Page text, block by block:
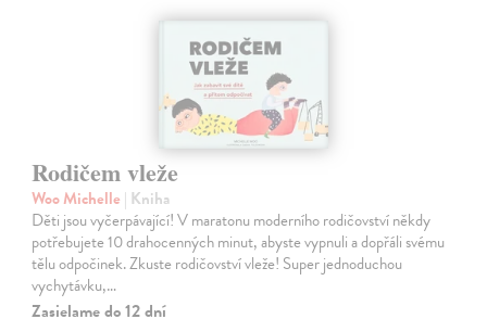
Rodičem vleže
Woo Michelle | Kniha
Děti jsou vyčerpávající! V maratonu moderního rodičovství někdy
potřebujete 10 drahocenných minut, abyste vypnuli a dopřáli svému
tělu odpočinek. Zkuste rodičovství vleže! Super jednoduchou
vychytávku,…
Zasielame do 12 dní